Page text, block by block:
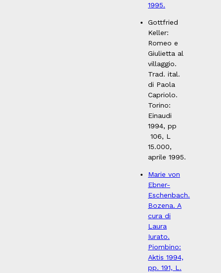
1995.
Gottfried
Keller:
Romeo e
Giulietta al
villaggio.
Trad. ital.
di Paola
Capriolo.
Torino:
Einaudi
1994, pp
106, L
15.000,
aprile 1995.
Marie von
Ebner-
Eschenbach.
Bozena. A
cura di
Laura
Iurato.
Piombino:
Aktis 1994,
pp. 191, L.